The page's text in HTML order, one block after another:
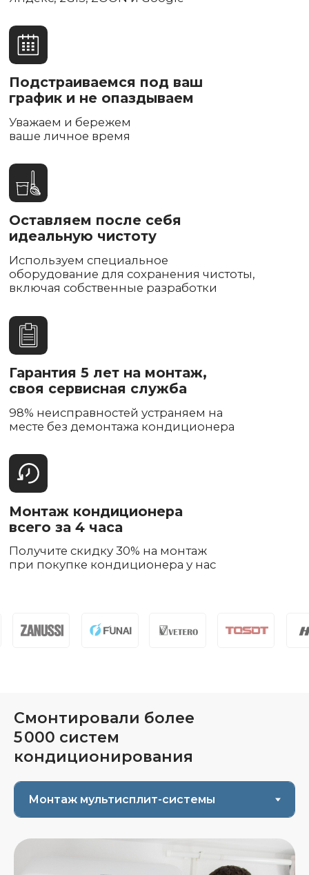
Получите скидку 30% на монтаж
при покупке кондиционера у нас
всего за 4 часа
Смонтировали более
5 000 систем
кондиционирования